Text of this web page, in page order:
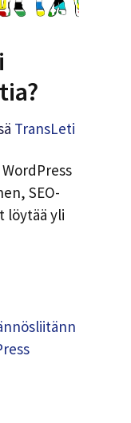
TransLeti
SEO-
löytää yli